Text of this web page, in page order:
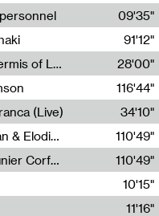
09'35"
91'12"
Radia Show #1112 : The Sonic Epidermis of Lake Léman by Paul Courlet / Guest Slot
28'00"
116'44"
(Live)
34'10"
Écouter sans les yeux : Liza Maignan & Elodie Lecat
110'49"
Écouter sans les yeux : Esther Meunier Corfdyr
110'49"
10'15"
11'16"